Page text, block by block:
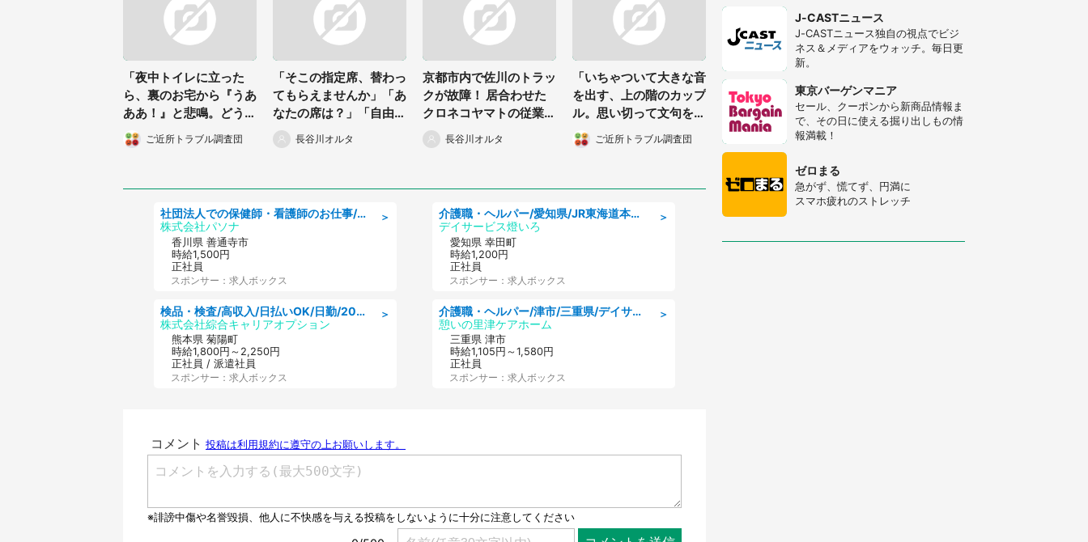
「夜中トイレに立った
ら、裏のお宅から『うあ
ああ！』と悲鳴。どうも
原因は我が家らしく...」
（福岡県・20代男性）
ご近所トラブル調査団
「そこの指定席、替わっ
てもらえませんか」「あ
なたの席は？」「自由席
です」
長谷川オルタ
京都市内で佐川のトラッ
クが故障！ 居合わせた
クロネコヤマトの従業員
が...
長谷川オルタ
「いちゃついて大きな音
を出す、上の階のカップ
ル。思い切って文句を言
ったら...」（東京都・3
0代女性）
ご近所トラブル調査団
＞
社団法人での保健師・看護師のお仕事/未経験OK/要資格:普通免許、保健師、正看護師
株式会社パソナ
香川県 善通寺市
時給1,500円
正社員
スポンサー：求人ボックス
＞
検品・検査/高収入/日払いOK/日勤/20・30・40代活躍中/製造 工場
株式会社綜合キャリアオプション
熊本県 菊陽町
時給1,800円～2,250円
正社員 / 派遣社員
スポンサー：求人ボックス
＞
介護職・ヘルパー/愛知県/JR東海道本線 幸田/額田郡幸田町/デイサービス
デイサービス燈いろ
愛知県 幸田町
時給1,200円
正社員
スポンサー：求人ボックス
＞
介護職・ヘルパー/津市/三重県/デイサービス/近鉄名古屋線
憩いの里津ケアホーム
三重県 津市
時給1,105円～1,580円
正社員
スポンサー：求人ボックス
「ゾワゾワする」「本当に気持ち悪
い」 道端でバグっちゃってた〝野
生の野菜〟に6.5万人戦慄
「○○がない街に住んでいます」住
人の呟きに30万人驚がく 何が存在
しないか、あなたはわかる？
「修学旅行に途中参加する娘を送っ
て行ったら、真っ暗な道で遭難状
態。なんとか見つけた民家に助けを
求めると、住人の男性が...」
J-CASTニュース
J-CASTニュース独自の視点でビジ
ネス＆メディアをウォッチ。毎日更
新。
東京バーゲンマニア
セール、クーポンから新商品情報ま
で、その日に使える掘り出しもの情
報満載！
ゼロまる
急がず、慌てず、円満に
スマホ疲れのストレッチ